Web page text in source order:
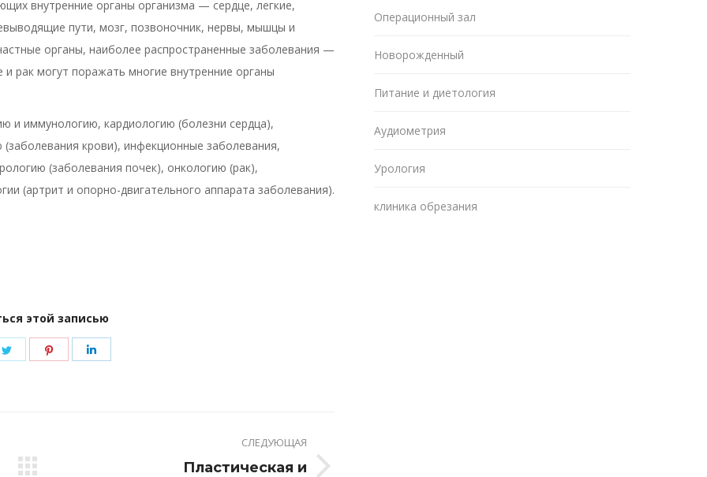
внутренние органы организма — сердце, легкие,
пути, мозг, позвоночник, нервы, мышцы и
органы, наиболее распространенные заболевания —
рак могут поражать многие внутренние органы
и иммунологию, кардиологию (болезни сердца),
крови), инфекционные заболевания,
(заболевания почек), онкологию (рак),
(артрит и опорно-двигательного аппарата заболевания).
этой записью
Share
Share
СЛЕДУЮЩАЯ
Пластическая и
Операционный зал
Новорожденный
Питание и диетология
Аудиометрия
Урология
клиника обрезания